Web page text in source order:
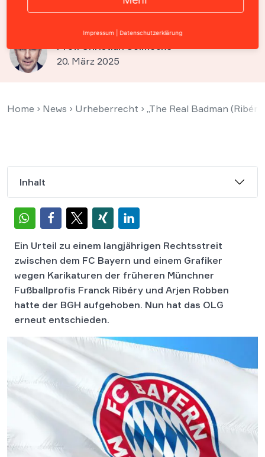
und Grafiker beendet
Prof. Christian Solmecke
20. März 2025
Home › News › Urheberrecht › „The Real Badman
Inhalt
Ein Urteil zu einem langjährigen Rechtsstreit
zwischen dem FC Bayern und einem Grafiker
wegen Karikaturen der früheren Münchner
Fußballprofis Franck Ribéry und Arjen Robben
hatte der BGH aufgehoben. Nun hat das OLG
erneut entschieden.
Impressum Datenschutzerklärung